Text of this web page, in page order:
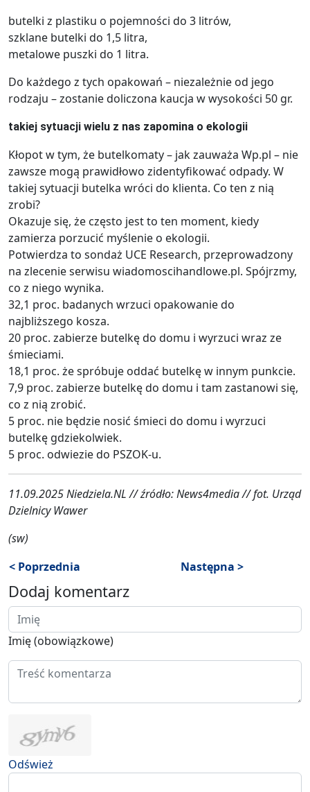
butelki z plastiku o pojemności do 3 litrów,
szklane butelki do 1,5 litra,
metalowe puszki do 1 litra.
Do każdego z tych opakowań – niezależnie od jego
rodzaju – zostanie doliczona kaucja w wysokości 50 gr.
takiej sytuacji wielu z nas zapomina o ekologii
Kłopot w tym, że butelkomaty – jak zauważa Wp.pl – nie
zawsze mogą prawidłowo zidentyfikować odpady. W
takiej sytuacji butelka wróci do klienta. Co ten z nią
zrobi?
Okazuje się, że często jest to ten moment, kiedy
zamierza porzucić myślenie o ekologii.
Potwierdza to sondaż UCE Research, przeprowadzony
na zlecenie serwisu wiadomoscihandlowe.pl. Spójrzmy,
co z niego wynika.
32,1 proc. badanych wrzuci opakowanie do
najbliższego kosza.
20 proc. zabierze butelkę do domu i wyrzuci wraz ze
śmieciami.
18,1 proc. że spróbuje oddać butelkę w innym punkcie.
7,9 proc. zabierze butelkę do domu i tam zastanowi się,
co z nią zrobić.
5 proc. nie będzie nosić śmieci do domu i wyrzuci
butelkę gdziekolwiek.
5 proc. odwiezie do PSZOK-u.
11.09.2025 Niedziela.NL // źródło: News4media // fot. Urząd
Dzielnicy Wawer
(sw)
< Poprzednia
Następna >
Dodaj komentarz
Imię (obowiązkowe)
Odśwież